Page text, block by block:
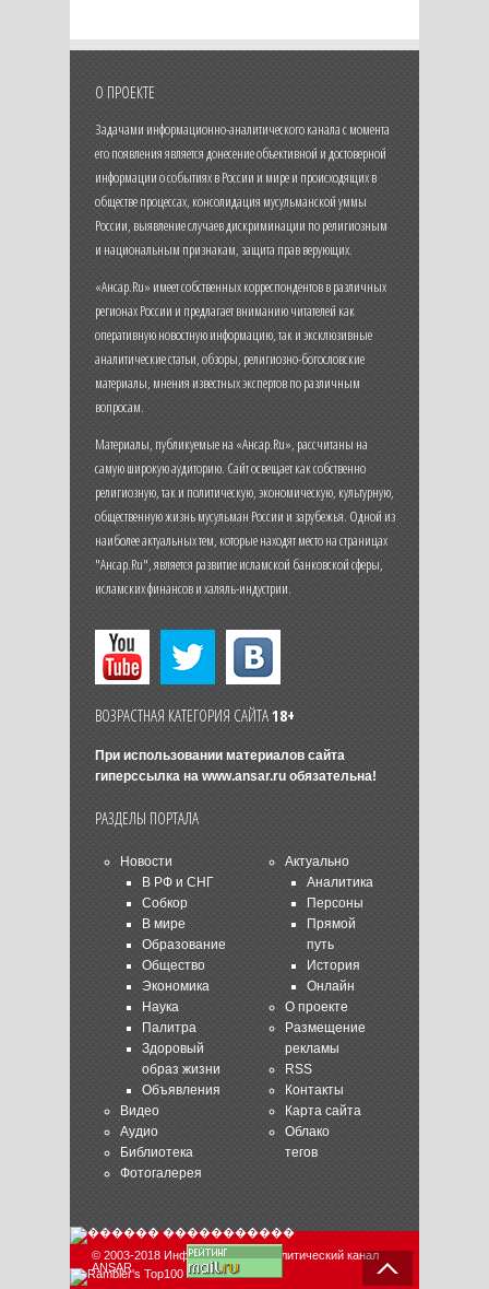
О ПРОЕКТЕ
Задачами информационно-аналитического канала с момента
его появления является донесение объективной и достоверной
информации о событиях в России и мире и происходящих в
обществе процессах, консолидация мусульманской уммы
России, выявление случаев дискриминации по религиозным
и национальным признакам, защита прав верующих.
«Ансар.Ru» имеет собственных корреспондентов в различных
регионах России и предлагает вниманию читателей как
оперативную новостную информацию, так и эксклюзивные
аналитические статьи, обзоры, религиозно-богословские
материалы, мнения известных экспертов по различным
вопросам.
Материалы, публикуемые на «Ансар.Ru», рассчитаны на
самую широкую аудиторию. Сайт освещает как собственно
религиозную, так и политическую, экономическую, культурную,
общественную жизнь мусульман России и зарубежья. Одной из
наиболее актуальных тем, которые находят место на страницах
"Ансар.Ru", является развитие исламской банковской сферы,
исламских финансов и халяль-индустрии.
ВОЗРАСТНАЯ КАТЕГОРИЯ САЙТА18+
При использовании материалов сайта
гиперссылка на www.ansar.ruобязательна!
РАЗДЕЛЫ ПОРТАЛА
Новости
В РФ и СНГ
Собкор
В мире
Образование
Общество
Экономика
Наука
Палитра
Здоровый
образ жизни
Объявления
Видео
Аудио
Библиотека
Фотогалерея
Актуально
Аналитика
Персоны
Прямой
путь
История
Онлайн
О проекте
Размещение
рекламы
RSS
Контакты
Карта сайта
Облако
тегов
© 2003-2018 Информационно-аналитический канал
ANSAR